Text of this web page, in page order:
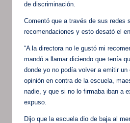
de discriminación.
Comentó que a través de sus redes
recomendaciones y esto desató el
“A la directora no le gustó mi
mandó a llamar diciendo que tenía
donde yo no podía volver a emitir un
opinión en contra de la escuela,
nadie, y que si no lo firmaba iban a
expuso.
Dijo que la escuela dio de baja al